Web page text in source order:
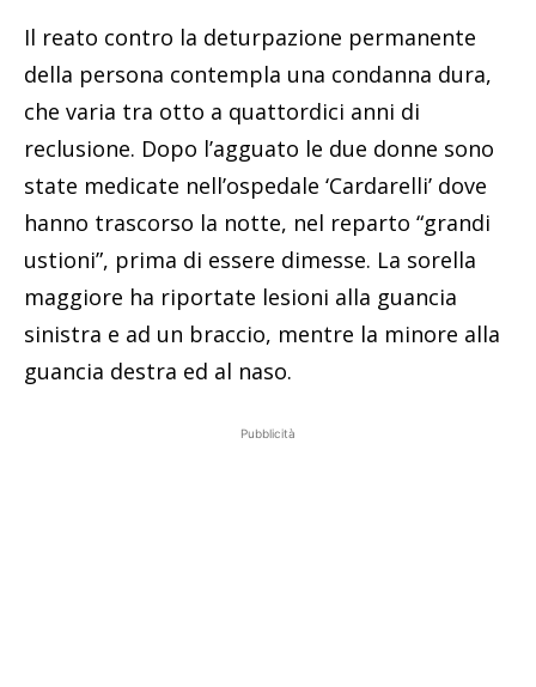
Il reato contro la deturpazione permanente
della persona contempla una condanna dura,
che varia tra otto a quattordici anni di
reclusione. Dopo l’agguato le due donne sono
state medicate nell’ospedale ‘Cardarelli’ dove
hanno trascorso la notte, nel reparto “grandi
ustioni”, prima di essere dimesse. La sorella
maggiore ha riportate lesioni alla guancia
sinistra e ad un braccio, mentre la minore alla
guancia destra ed al naso.
Pubblicità